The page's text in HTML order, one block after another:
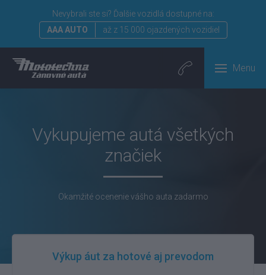
Nevybrali ste si? Ďalšie vozidlá dostupné na:
AAA AUTO
až z 15 000 ojazdených vozidiel
Menu
Vykupujeme autá všetkých
značiek
Okamžité ocenenie vášho auta zadarmo
Výkup áut za hotové aj prevodom